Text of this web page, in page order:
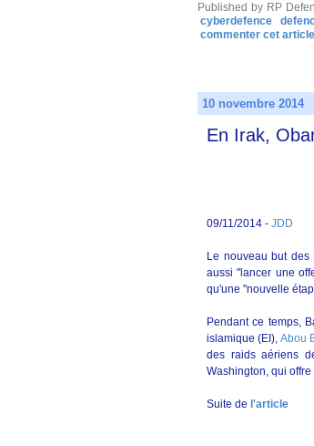
Published by RP
cyberdefence
commenter cet article
10 novembre 2014
En Irak,
09/11/2014 - JDD
Le nouveau but
aussi "lancer une
qu'une "nouvelle
Pendant ce temps,
islamique (EI), Abou
des raids aériens
Washington, qui
Suite de l'article